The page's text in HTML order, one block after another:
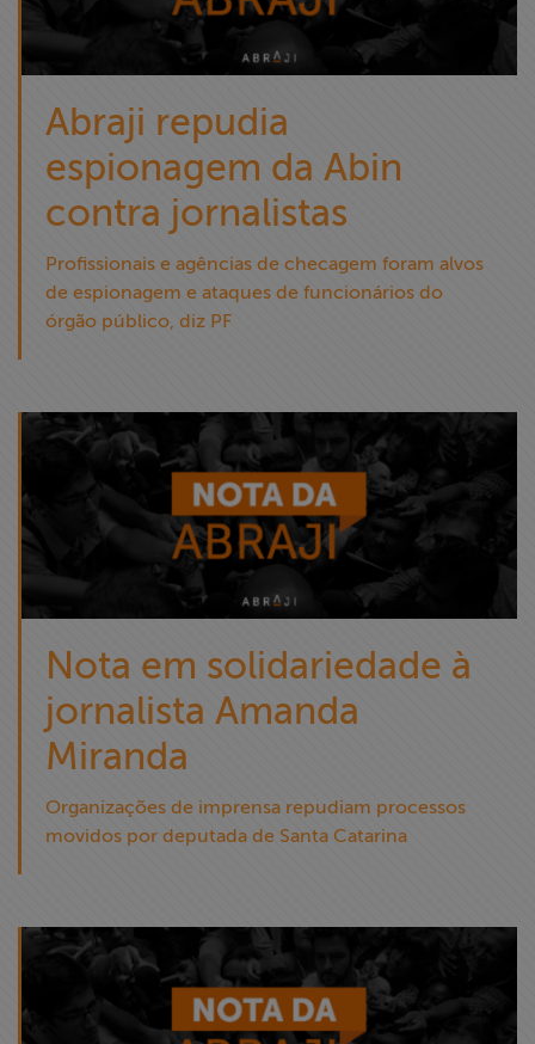
Abraji repudia
espionagem da Abin
contra jornalistas
Profissionais e agências de checagem foram alvos
de espionagem e ataques de funcionários do
órgão público, diz PF
Nota em solidariedade à
jornalista Amanda
Miranda
Organizações de imprensa repudiam processos
movidos por deputada de Santa Catarina